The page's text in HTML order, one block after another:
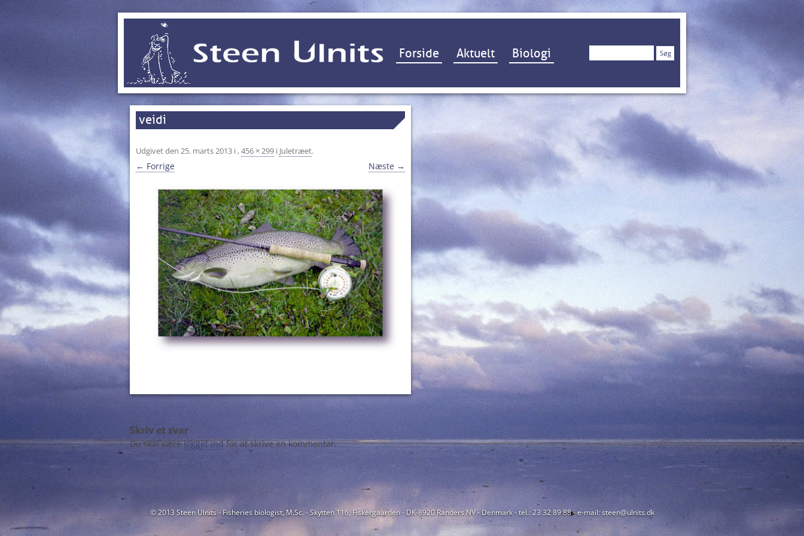
Hop til indhold
Forside Aktuelt Biologi Søg
veidi
Udgivet den 25. marts 2013 i ,456 × 299 i Juletræet.
← Forrige Næste →
Skriv et svar
Du skal værelogget indfor at skrive en kommentar.
© 2013 Steen Ulnits - Fisheries biologist, M.Sc. - Skytten 116, Fiskergaarden - DK-8920 Randers NV - Denmark - tel.: 23 32 89 88 - e-mail: steen@ulnits.dk